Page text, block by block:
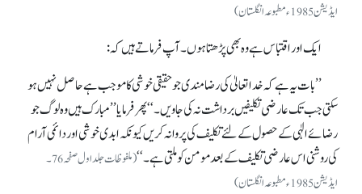
ایڈیشن 1985ء مطبوعہ انگلستان)
ایک اور اقتباس ہے وہ بھی پڑھتا ہوں۔ آپ فرماتے ہیں کہ:
’’بات یہ ہے کہ خدا تعالیٰ کی رضا مندی جو حقیقی خوشی کا موجب ہے حاصل نہیں ہو
سکتی جب تک عارضی تکلیفیں برداشت نہ کی جاویں۔‘‘ پھر فرمایا ’’مبارک ہیں وہ لوگ جو
رضائے الٰہی کے حصول کے لئے تکلیف کی پروا نہ کریں کیونکہ ابدی خوشی اور دائمی آرام
کی روشنی اس عارضی تکلیف کے بعد مومن کو ملتی ہے۔‘‘
(ملفوظات جلد اول صفحہ76۔
ایڈیشن 1985ء مطبوعہ انگلستان)